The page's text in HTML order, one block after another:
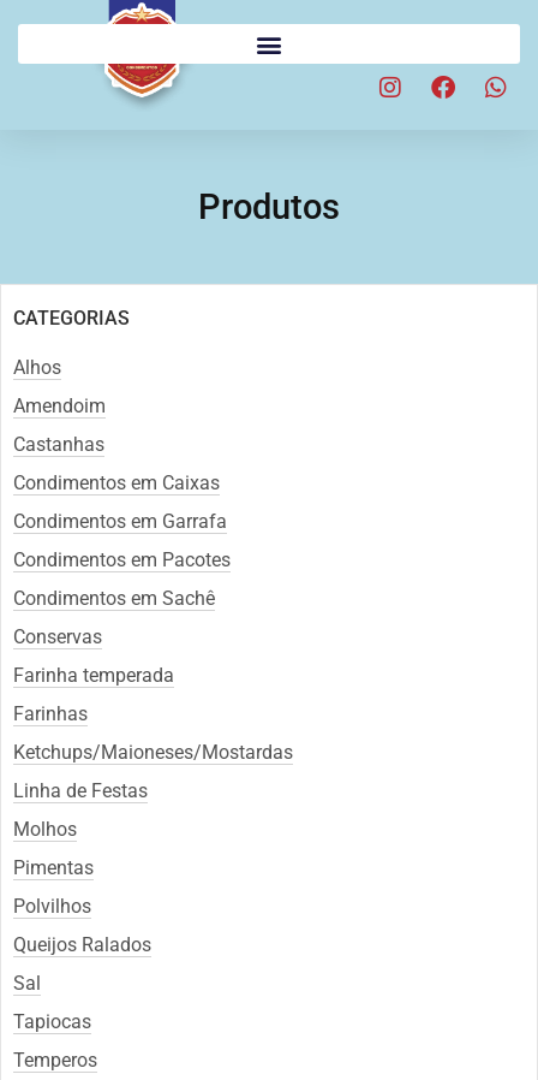
Produtos
CATEGORIAS
Alhos
Amendoim
Castanhas
Condimentos em Caixas
Condimentos em Garrafa
Condimentos em Pacotes
Condimentos em Sachê
Conservas
Farinha temperada
Farinhas
Ketchups/Maioneses/Mostardas
Linha de Festas
Molhos
Pimentas
Polvilhos
Queijos Ralados
Sal
Tapiocas
Temperos